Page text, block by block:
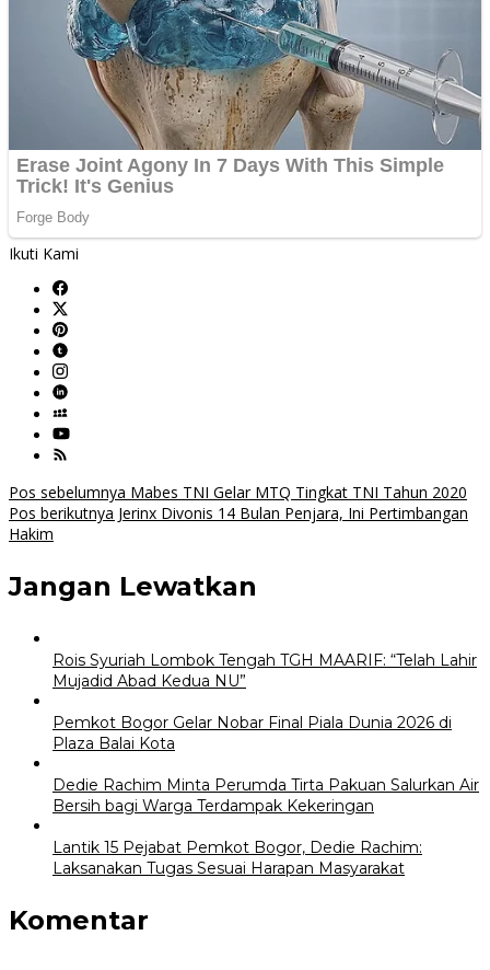
Ikuti Kami
Navigasi
pos
Pos sebelumnya Mabes TNI Gelar MTQ Tingkat TNI Tahun 2020
Pos berikutnya Jerinx Divonis 14 Bulan Penjara, Ini Pertimbangan
Hakim
Jangan Lewatkan
Rois Syuriah Lombok Tengah TGH MAARIF: “Telah Lahir
Mujadid Abad Kedua NU”
Pemkot Bogor Gelar Nobar Final Piala Dunia 2026 di
Plaza Balai Kota
Dedie Rachim Minta Perumda Tirta Pakuan Salurkan Air
Bersih bagi Warga Terdampak Kekeringan
Lantik 15 Pejabat Pemkot Bogor, Dedie Rachim:
Laksanakan Tugas Sesuai Harapan Masyarakat
Komentar